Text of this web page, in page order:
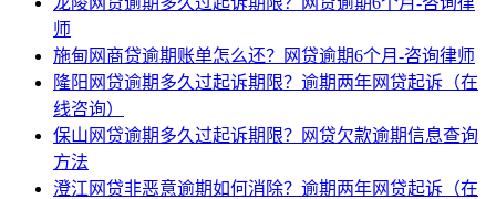
师
施甸网商贷逾期账单怎么还？网贷逾期6个月-咨询律师
隆阳网贷逾期多久过起诉期限？逾期两年网贷起诉（在
线咨询）
保山网贷逾期多久过起诉期限？网贷欠款逾期信息查询
方法
澄江网贷非恶意逾期如何消除？逾期两年网贷起诉（在